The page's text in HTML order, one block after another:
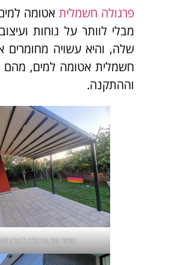
פרגולה חשמלית אטומה
מבלי לוותר על נוחות
שלה, והיא עשויה מחומרים
חשמלית אטומה למים, מהם
וההתקנה.
מחיר שלפרגולה